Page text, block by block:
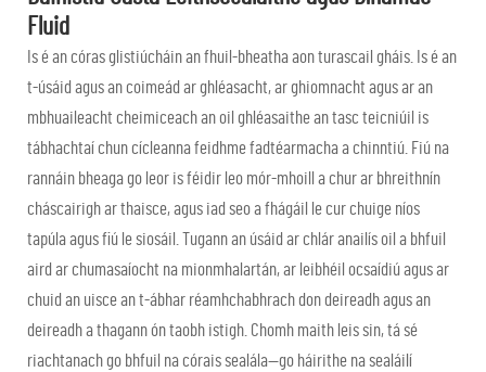
Fluid
Is é an córas glistiúcháin an fhuil-bheatha aon turascail gháis. Is é an
t-úsáid agus an coimeád ar ghléasacht, ar ghiomnacht agus ar an
mbhuaileacht cheimiceach an oil ghléasaithe an tasc teicniúil is
tábhachtaí chun cícleanna feidhme fadtéarmacha a chinntiú. Fiú na
rannáin bheaga go leor is féidir leo mór-mhoill a chur ar bhreithnín
cháscairigh ar thaisce, agus iad seo a fhágáil le cur chuige níos
tapúla agus fiú le siosáil. Tugann an úsáid ar chlár anailís oil a bhfuil
aird ar chumasaíocht na mionmhalartán, ar leibhéil ocsaídiú agus ar
chuid an uisce an t-ábhar réamhchabhrach don deireadh agus an
deireadh a thagann ón taobh istigh. Chomh maith leis sin, tá sé
riachtanach go bhfuil na córais sealála—go háirithe na sealáilí